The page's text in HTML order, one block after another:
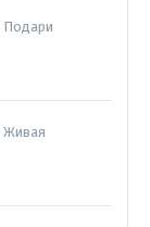
Подари
Живая